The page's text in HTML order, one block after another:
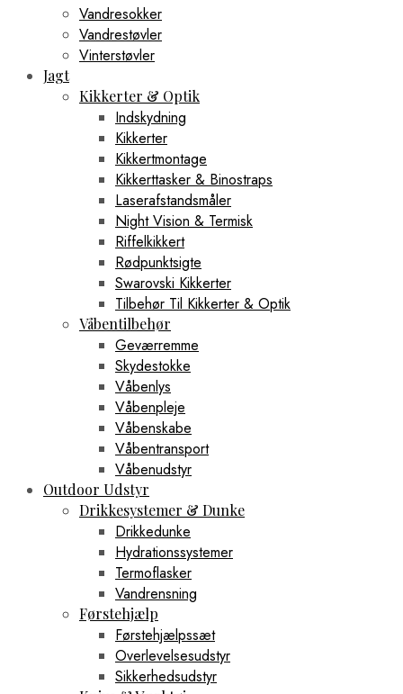
Vandresokker
Vandrestøvler
Vinterstøvler
Jagt
Kikkerter & Optik
Indskydning
Kikkerter
Kikkertmontage
Kikkerttasker & Binostraps
Laserafstandsmåler
Night Vision & Termisk
Riffelkikkert
Rødpunktsigte
Swarovski Kikkerter
Tilbehør Til Kikkerter & Optik
Våbentilbehør
Geværremme
Skydestokke
Våbenlys
Våbenpleje
Våbenskabe
Våbentransport
Våbenudstyr
Outdoor Udstyr
Drikkesystemer & Dunke
Drikkedunke
Hydrationssystemer
Termoflasker
Vandrensning
Førstehjælp
Førstehjælpssæt
Overlevelsesudstyr
Sikkerhedsudstyr